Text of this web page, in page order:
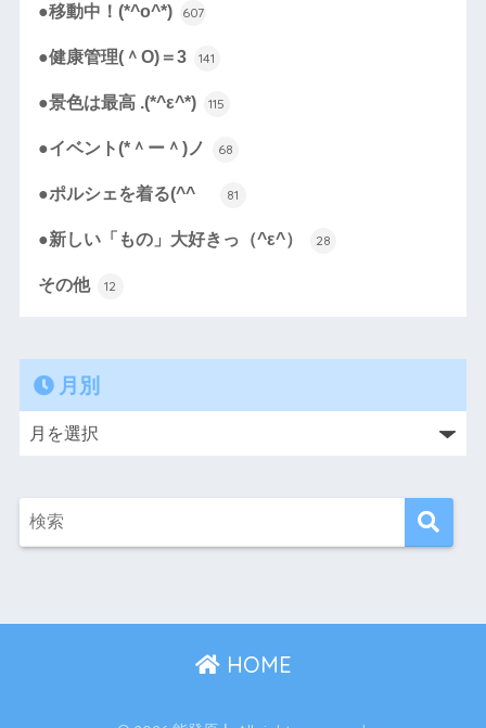
●移動中！(*^o^*) 607
●健康管理(＾O)＝3 141
●景色は最高 .(*^ε^*) 115
●イベント(*＾ー＾)ノ 68
●ポルシェを着る(^^ゞ 81
●新しい「もの」大好きっ（^ε^） 28
その他 12
月別
HOME